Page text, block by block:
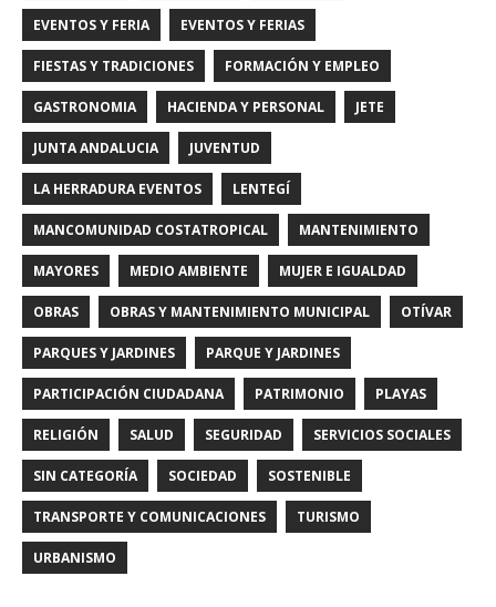
EVENTOS Y FERIA EVENTOS Y FERIAS
FIESTAS Y TRADICIONES FORMACIÓN Y EMPLEO
GASTRONOMIA HACIENDA Y PERSONAL JETE
JUNTA ANDALUCIA JUVENTUD
LA HERRADURA EVENTOS LENTEGÍ
MANCOMUNIDAD COSTATROPICAL MANTENIMIENTO
MAYORES MEDIO AMBIENTE MUJER E IGUALDAD
OBRAS OBRAS Y MANTENIMIENTO MUNICIPAL OTÍVAR
PARQUES Y JARDINES PARQUE Y JARDINES
PARTICIPACIÓN CIUDADANA PATRIMONIO PLAYAS
RELIGIÓN SALUD SEGURIDAD SERVICIOS SOCIALES
SIN CATEGORÍA SOCIEDAD SOSTENIBLE
TRANSPORTE Y COMUNICACIONES TURISMO
URBANISMO